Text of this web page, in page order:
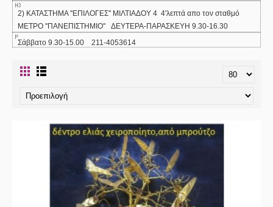
2) ΚΑΤΑΣΤΗΜΑ ''ΕΠΙΛΟΓΕΣ'' ΜΙΛΤΙΑΔΟΥ 4 4'λεπτά απο τον σταθμό
ΜΕΤΡΟ ''ΠΑΝΕΠΙΣΤΗΜΙΟ'' ΔΕΥΤΕΡΑ-ΠΑΡΑΣΚΕΥΗ 9.30-16.30
Σάββατο 9.30-15.00 211-4053614